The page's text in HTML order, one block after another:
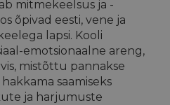
mitmekeelsus ja -
õpivad eesti, vene ja
lapsi. Kooli
emotsionaalne areng,
mistõttu pannakse
saamiseks
ja harjumuste